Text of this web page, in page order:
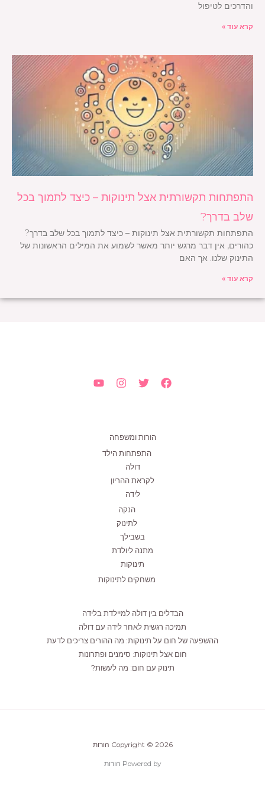
והדרכים לטיפול
קרא עוד »
התפתחות תקשורתית אצל תינוקות – כיצד לתמוך בכל
שלב בדרך?
התפתחות תקשורתית אצל תינוקות – כיצד לתמוך בכל שלב בדרך?
כהורים, אין דבר מרגש יותר מאשר לשמוע את המילים הראשונות של
התינוק שלנו. אך האם
קרא עוד »
הורות ומשפחה
התפתחות הילד
דולה
לקראת ההריון
לידה
הנקה
לתינוק
בשבילך
מתנה ליולדת
תינוקות
משחקים לתינוקות
הבדלים בין דולה למיילדת בלידה
תמיכה רגשית לאחר לידה עם דולה
ההשפעה של חום על תינוקות: מה ההורים צריכים לדעת
חום אצל תינוקות: סימנים ופתרונות
תינוק עם חום: מה לעשות?
Copyright © 2026 הורות
Powered by הורות